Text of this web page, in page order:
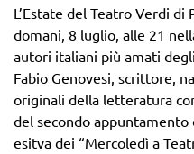
L’Estate del Teatro Verdi
domani, 8 luglio, alle 21
autori italiani più amati
Fabio Genovesi, scrittore,
originali della letteratura
del secondo
esitva dei “Mercoledì a